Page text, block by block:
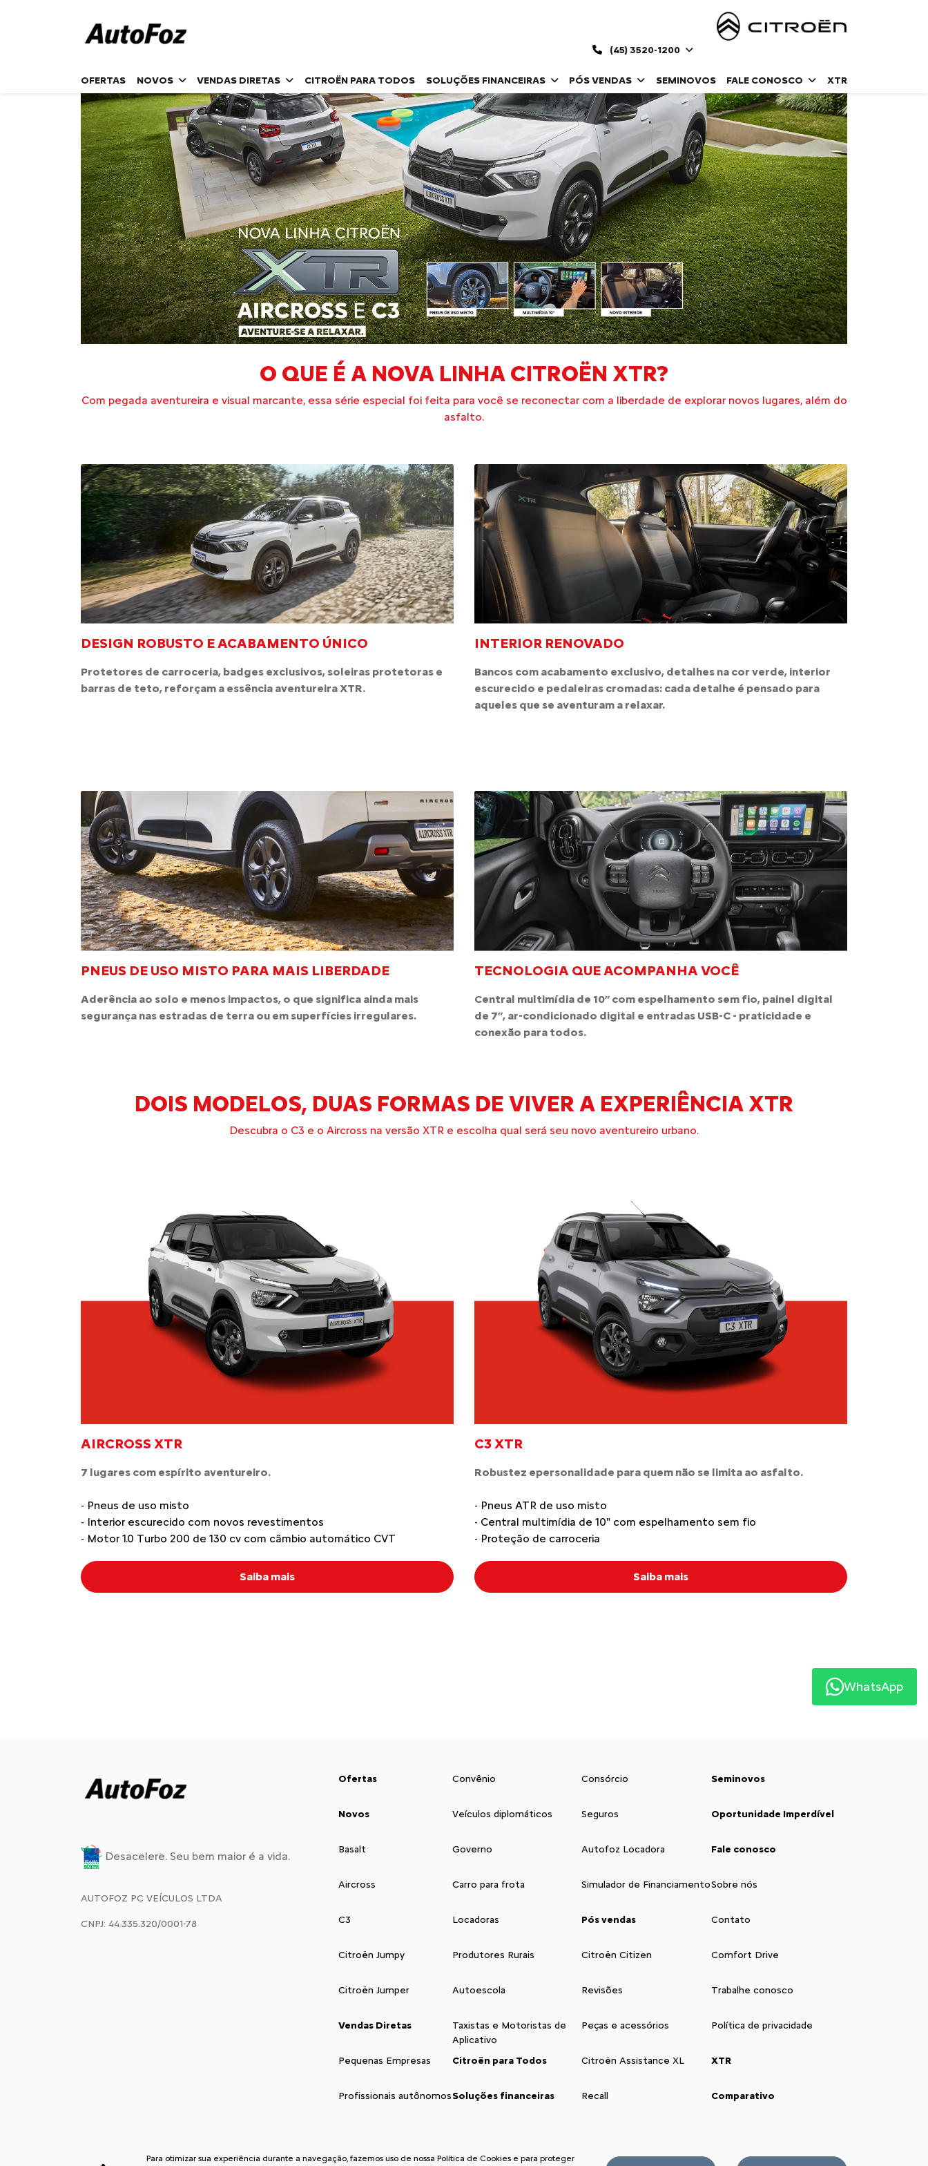
O QUE É A NOVA LINHA CITROËN XTR?
Com pegada aventureira e visual marcante, essa série especial foi feita para você se reconectar com a liberdade de explorar novos lugares, além do
asfalto.
DESIGN ROBUSTO E ACABAMENTO ÚNICO
Protetores de carroceria, badges exclusivos, soleiras protetoras e
barras de teto, reforçam a essência aventureira XTR.
INTERIOR RENOVADO
Bancos com acabamento exclusivo, detalhes na cor verde, interior
escurecido e pedaleiras cromadas: cada detalhe é pensado para
aqueles que se aventuram a relaxar.
PNEUS DE USO MISTO PARA MAIS LIBERDADE
Aderência ao solo e menos impactos, o que significa ainda mais
segurança nas estradas de terra ou em superfícies irregulares.
TECNOLOGIA QUE ACOMPANHA VOCÊ
Central multimídia de 10” com espelhamento sem fio, painel digital
de 7”, ar-condicionado digital e entradas USB-C - praticidade e
conexão para todos.
DOIS MODELOS, DUAS FORMAS DE VIVER A EXPERIÊNCIA XTR
Descubra o C3 e o Aircross na versão XTR e escolha qual será seu novo aventureiro urbano.
AIRCROSS XTR
7 lugares com espírito aventureiro.
- Pneus de uso misto
- Interior escurecido com novos revestimentos
- Motor 1.0 Turbo 200 de 130 cv com câmbio automático CVT
Saiba mais
C3 XTR
Robustez epersonalidade para quem não se limita ao asfalto.
- Pneus ATR de uso misto
- Central multimídia de 10" com espelhamento sem fio
- Proteção de carroceria
Saiba mais
(45) 3520-1200
OFERTAS NOVOS VENDAS DIRETAS CITROËN PARA TODOS SOLUÇÕES FINANCEIRAS PÓS VENDAS SEMINOVOS FALE CONOSCO XTR
Desacelere. Seu bem maior é a vida.
AUTOFOZ PC VEÍCULOS LTDA
CNPJ: 44.335.320/0001-78
Ofertas
Novos
Basalt
Aircross
C3
Citroën Jumpy
Citroën Jumper
Vendas Diretas
Pequenas Empresas
Profissionais autônomos
Convênio
Veículos diplomáticos
Governo
Carro para frota
Locadoras
Produtores Rurais
Autoescola
Taxistas e Motoristas de
Aplicativo
Citroën para Todos
Soluções financeiras
Consórcio
Seguros
Autofoz Locadora
Simulador de Financiamento
Pós vendas
Citroën Citizen
Revisões
Peças e acessórios
Citroën Assistance XL
Recall
Seminovos
Oportunidade Imperdível
Fale conosco
Sobre nós
Contato
Comfort Drive
Trabalhe conosco
Política de privacidade
XTR
Comparativo
WhatsApp
Para otimizar sua experiência durante a navegação, fazemos uso de nossa Política de Cookies e para proteger